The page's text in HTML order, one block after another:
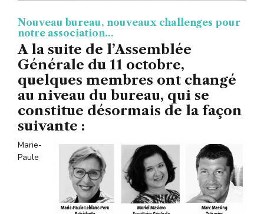
Nouveau bureau, nouveaux challenges pour
notre association…
A la suite de l’Assemblée
Générale du 11 octobre,
quelques membres ont changé
au niveau du bureau, qui se
constitue désormais de la façon
suivante :
Marie-
Paule